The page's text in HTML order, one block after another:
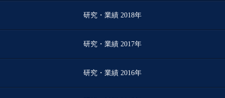
研究・業績 2018年
研究・業績 2017年
研究・業績 2016年